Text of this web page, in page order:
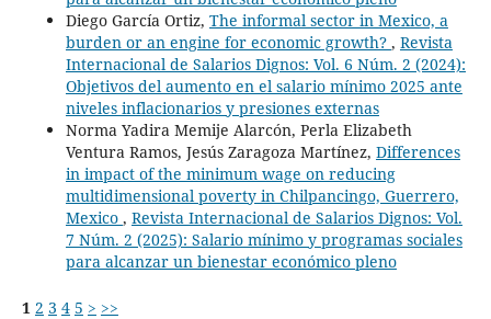
Diego García Ortiz, The informal sector in Mexico, a
burden or an engine for economic growth? , Revista
Internacional de Salarios Dignos: Vol. 6 Núm. 2 (2024):
Objetivos del aumento en el salario mínimo 2025 ante
niveles inflacionarios y presiones externas
Norma Yadira Memije Alarcón, Perla Elizabeth
Ventura Ramos, Jesús Zaragoza Martínez, Differences
in impact of the minimum wage on reducing
multidimensional poverty in Chilpancingo, Guerrero,
Mexico , Revista Internacional de Salarios Dignos: Vol.
7 Núm. 2 (2025): Salario mínimo y programas sociales
para alcanzar un bienestar económico pleno
1 2 3 4 5 > >>